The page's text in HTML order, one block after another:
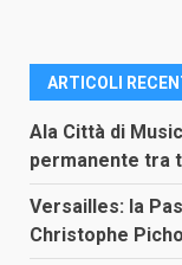
ARTICOLI
Ala Città di
permanente tra
Versailles: la
Christophe